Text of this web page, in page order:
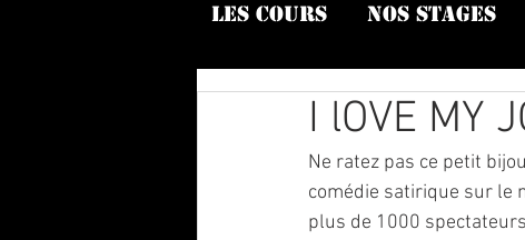
Les cours Nos stages
I lOVE MY
Ne ratez pas ce petit
comédie satirique sur le
plus de 1000